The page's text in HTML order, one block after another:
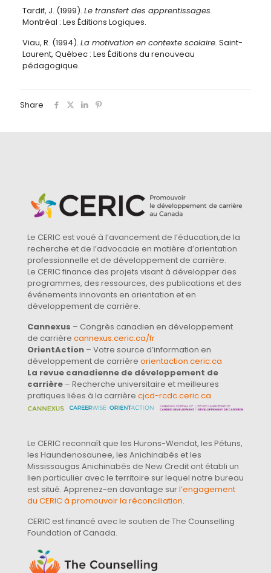
Tardif, J. (1999). Le transfert des apprentissages.
Montréal : Les Éditions Logiques.
Viau, R. (1994). La motivation en contexte scolaire. Saint-
Laurent, Québec : Les Éditions du renouveau
pédagogique.
Share
Le CERIC est voué à l’avancement de l’éducation,de la
recherche et de l’advocacie en matière d’orientation
professionnelle et de développement de carrière.
Le CERIC finance des projets visant à développer des
programmes, des ressources, des publications et des
événements innovants en orientation et en
développement de carrière.
Cannexus – Congrès canadien en développement
de carrière cannexus.ceric.ca/fr
OrientAction – Votre source d’information en
développement de carrière orientaction.ceric.ca
La revue canadienne de développement de
carrière – Recherche universitaire et meilleures
pratiques liées à la carrière cjcd-rcdc.ceric.ca
Le CERIC reconnaît que les Hurons-Wendat, les Pétuns,
les Haundenosaunee, les Anichinabés et les
Mississaugas Anichinabés de New Credit ont établi un
lien particulier avec le territoire sur lequel notre bureau
est situé. Apprenez-en davantage surl’engagement
du CERIC à promouvoir la réconciliation.
CERIC est financé avec le soutien de The Counselling
Foundation of Canada.